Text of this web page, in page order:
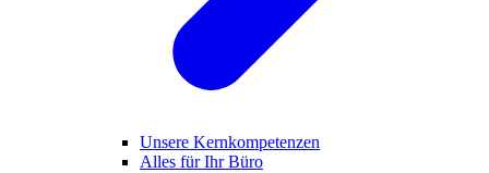
Unsere Kernkompetenzen
Alles für Ihr Büro